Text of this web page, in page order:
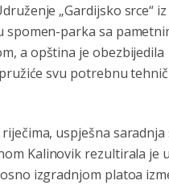
„Gardijsko srce“
spomen-parka sa
a opština je obezbijedila
svu potrebnu
uspješna saradnja
Kalinovik rezultirala je
izgradnjom platoa
SRPSKA drzava nego Kosovo.
mogu i lijecit i skolovat i glasat u
federacije to ne moze u Republici
REPUBLIKA SRPSKA
8/6/2026 10:21
увече арапа по Палама са